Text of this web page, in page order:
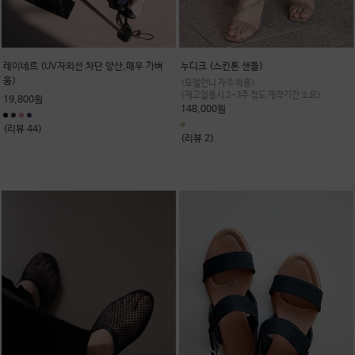
레이네르 (UV자외선 차단 양산,매우 가벼
움)
19,800원
(리뷰 44)
누디크 (스킨톤 샌들)
(모델언니 자주 착용)
(재고없을시 2~3주 정도 제작기간 소요)
148,000원
(리뷰 2)